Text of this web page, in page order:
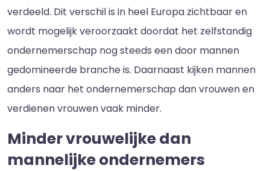
verdeeld. Dit verschil is in heel Europa zichtbaar en
wordt mogelijk veroorzaakt doordat het zelfstandig
ondernemerschap nog steeds een door mannen
gedomineerde branche is. Daarnaast kijken mannen
anders naar het ondernemerschap dan vrouwen en
verdienen vrouwen vaak minder.
Minder vrouwelijke dan
mannelijke ondernemers